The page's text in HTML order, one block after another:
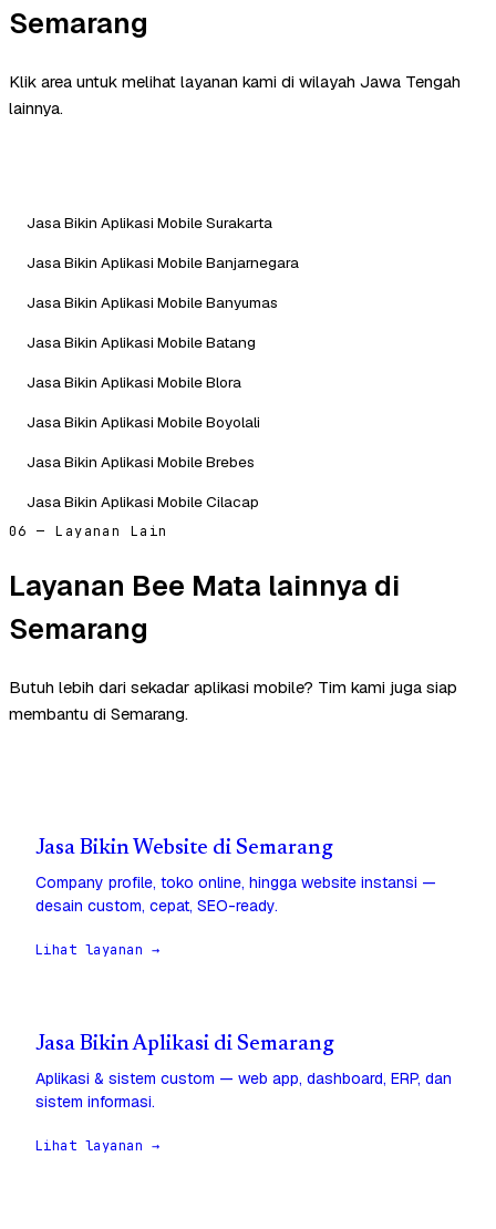
Semarang
Klik area untuk melihat layanan kami di wilayah Jawa Tengah
lainnya.
Jasa Bikin Aplikasi Mobile Surakarta
Jasa Bikin Aplikasi Mobile Banjarnegara
Jasa Bikin Aplikasi Mobile Banyumas
Jasa Bikin Aplikasi Mobile Batang
Jasa Bikin Aplikasi Mobile Blora
Jasa Bikin Aplikasi Mobile Boyolali
Jasa Bikin Aplikasi Mobile Brebes
Jasa Bikin Aplikasi Mobile Cilacap
06 — Layanan Lain
Layanan Bee Mata lainnya di
Semarang
Butuh lebih dari sekadar aplikasi mobile? Tim kami juga siap
membantu di Semarang.
Jasa Bikin Website di Semarang
Company profile, toko online, hingga website instansi —
desain custom, cepat, SEO-ready.
Lihat layanan →
Jasa Bikin Aplikasi di Semarang
Aplikasi & sistem custom — web app, dashboard, ERP, dan
sistem informasi.
Lihat layanan →